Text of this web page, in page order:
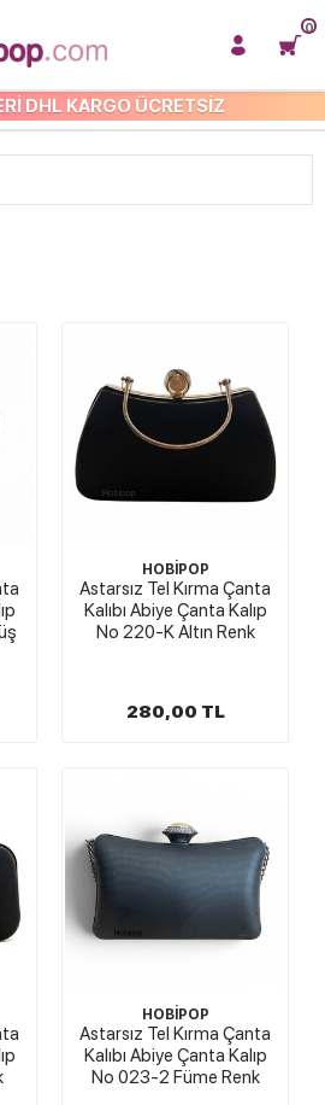
DHL KARGO ÜCRETSİZ
0
HOBİPOP
Astarsız Tel Kırma Çanta
Kalıbı Abiye Çanta Kalıp
No 220-K Altın Renk
280,00 TL
HOBİPOP
Astarsız Tel Kırma Çanta
Kalıbı Abiye Çanta Kalıp
No 023-2 Füme Renk